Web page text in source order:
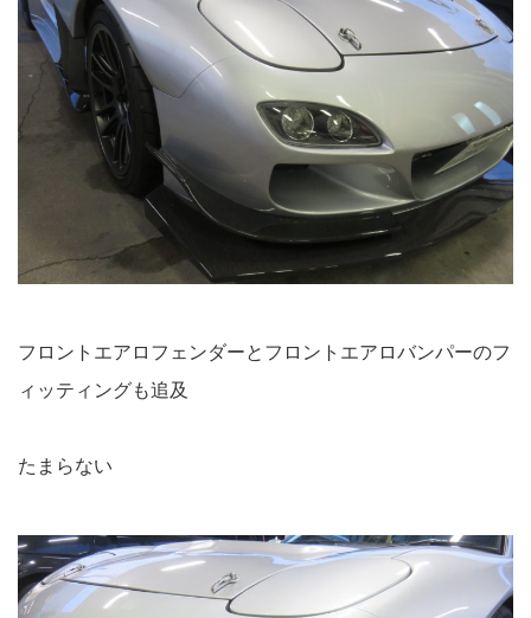
フロントエアロフェンダーとフロントエアロバンパーのフ
ィッティングも追及
たまらない